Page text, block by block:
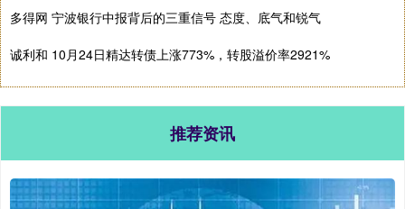
多得网 宁波银行中报背后的三重信号 态度、底气和锐气
诚利和 10月24日精达转债上涨773%，转股溢价率2921%
推荐资讯